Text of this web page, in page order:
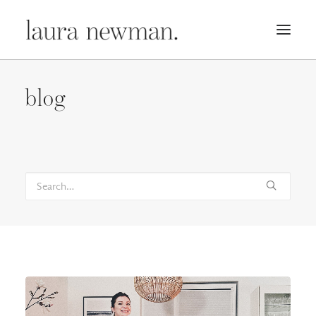
PORTFOLIO
PREMADES
NEWS
MERCH
ÜBER MICH
blog